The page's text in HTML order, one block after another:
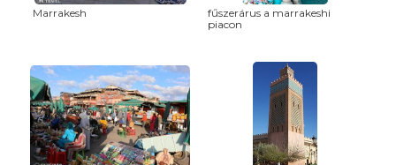
Marrakesh
fűszerárus a marrakeshi
piacon